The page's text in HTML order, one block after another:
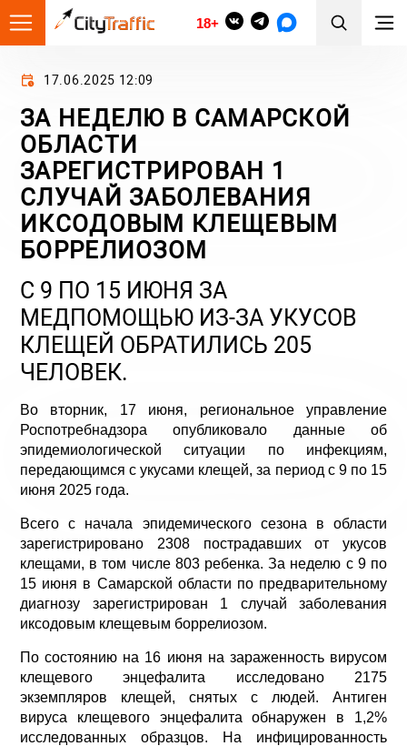
18+
17.06.2025 12:09
ЗА НЕДЕЛЮ В САМАРСКОЙ
ОБЛАСТИ
ЗАРЕГИСТРИРОВАН 1
СЛУЧАЙ ЗАБОЛЕВАНИЯ
ИКСОДОВЫМ КЛЕЩЕВЫМ
БОРРЕЛИОЗОМ
С 9 ПО 15 ИЮНЯ ЗА
МЕДПОМОЩЬЮ ИЗ-ЗА УКУСОВ
КЛЕЩЕЙ ОБРАТИЛИСЬ 205
ЧЕЛОВЕК.
Во вторник, 17 июня, региональное управление
Роспотребнадзора опубликовало данные об
эпидемиологической ситуации по инфекциям,
передающимся с укусами клещей, за период с 9 по 15
июня 2025 года.
Всего с начала эпидемического сезона в области
зарегистрировано 2308 пострадавших от укусов
клещами, в том числе 803 ребенка. За неделю с 9 по
15 июня в Самарской области по предварительному
диагнозу зарегистрирован 1 случай заболевания
иксодовым клещевым боррелиозом.
По состоянию на 16 июня на зараженность вирусом
клещевого энцефалита исследовано 2175
экземпляров клещей, снятых с людей. Антиген
вируса клещевого энцефалита обнаружен в 1,2%
исследованных образцов. На инфицированность